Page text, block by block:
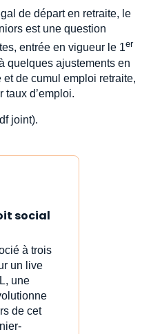
de départ en retraite, le
est une question
entrée en vigueur le 1er
quelques ajustements en
de cumul emploi retraite,
taux d’emploi.
joint).
social
à trois
un live
une
de cet